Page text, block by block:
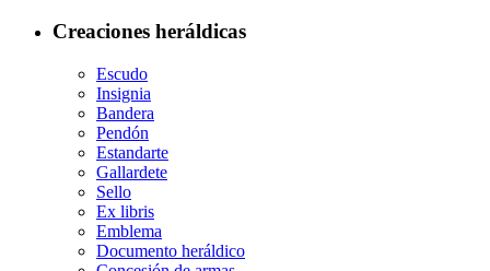
Creaciones heráldicas
Escudo
Insignia
Bandera
Pendón
Estandarte
Gallardete
Sello
Ex libris
Emblema
Documento heráldico